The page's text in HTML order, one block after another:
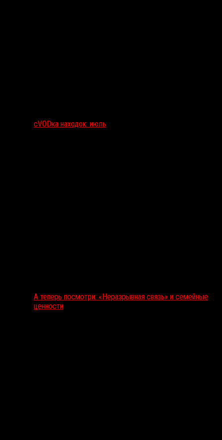
сVODка находок: июль
А теперь посмотри: «Неразрывная связь» и семейные
ценности